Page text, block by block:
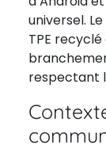
universel.
TPE
respectant